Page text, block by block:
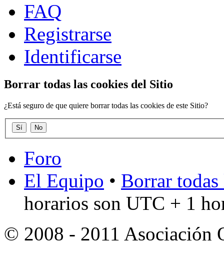
FAQ
Registrarse
Identificarse
Borrar todas las cookies del Sitio
¿Está seguro de que quiere borrar todas las cookies de este Sitio?
Foro
El Equipo • Borrar
horarios son UTC + 1
© 2008 - 2011 Asociación